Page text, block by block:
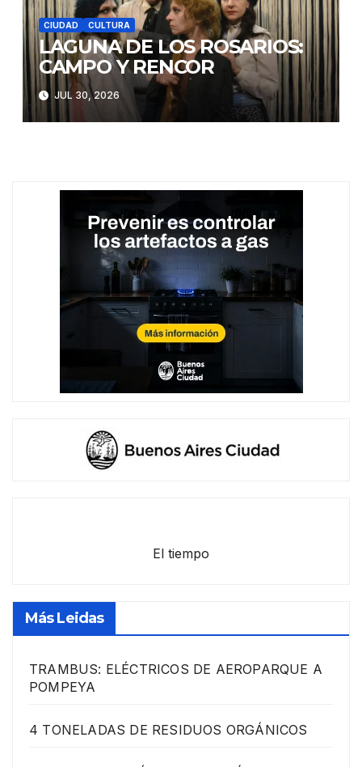
CIUDAD CULTURA
LAGUNA DE LOS ROSARIOS:
CAMPO Y RENCOR
JUL 30, 2026
El tiempo
Más Leidas
TRAMBUS: ELÉCTRICOS DE AEROPARQUE A
POMPEYA
4 TONELADAS DE RESIDUOS ORGÁNICOS